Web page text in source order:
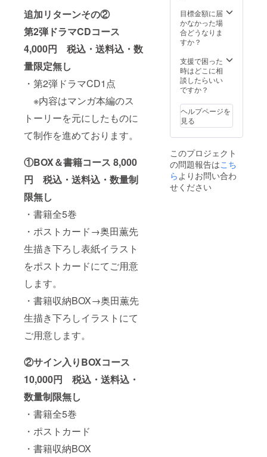
追加リターンその②
第2弾ドラマCDコース
4,000円 税込・送料込・数
量限定無し
・第2弾ドラマCD1点
※内容はマンガ本編のス
トーリーを元にしたものに
て制作を進めております。
①BOX＆書籍コース 8,000
円 税込・送料込・数量制
限無し
・書籍全5巻
・ポストカード→奥田薫先
生描き下ろし表紙イラスト
をポストカードにてご用意
します。
・書籍収納BOX→奥田薫先
生描き下ろしイラストにて
ご用意します。
②サイン入りBOXコース
10,000円 税込・送料込・
数量制限無し
・書籍全5巻
・ポストカード
・書籍収納BOX
用意し
ます。
▼書籍
田薫先
生描き
下ろし
イラス
ご用意
す。
用の特
製BOX
を用
意！書
とBOX
は全て
奥田薫
先生描
しにて
ご用意
しま
す！ ▼
カード
奥田薫
先生描
き下ろ
し表紙
目標金額に届
かなかった場
合どうなりま
すか？
支援で困った
時はどこに相
談したらいい
ですか？
ヘルプページを
見る
このプロジェクト
の問題報告はこち
らよりお問い合わ
せください